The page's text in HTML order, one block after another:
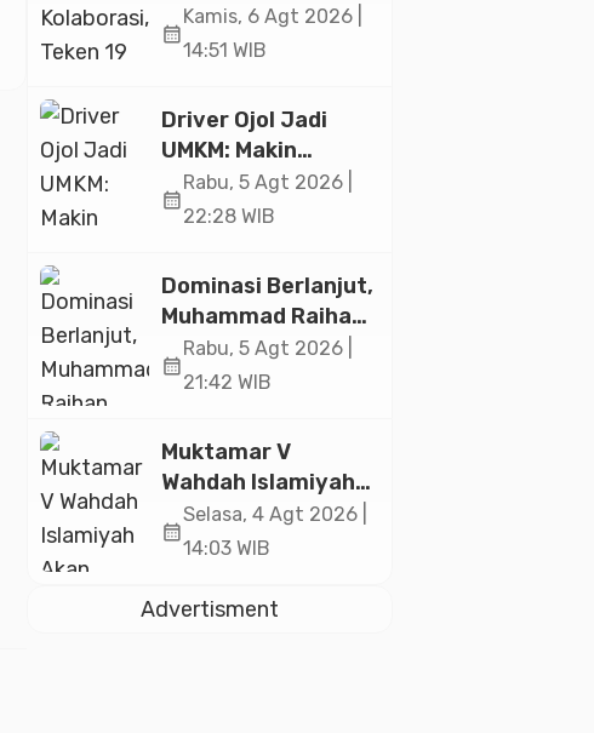
19 Kerja Sama
Ekonomi Senilai Rp
calendar_month
Kamis, 6 Agt 2026 |
14:51 WIB
Driver Ojol Jadi
UMKM: Makin
Sejahtera atau
Merana? Ini
Paramadina
calendar_month
Rabu, 5 Agt 2026 |
22:28 WIB
Dominasi Berlanjut,
Muhammad Raihan
Fadila Sabet Emas
Kyorugi di Asian
Indonesia Open
2026
calendar_month
Rabu, 5 Agt 2026 |
21:42 WIB
Muktamar V
Wahdah Islamiyah
Akan Kukuhkan
10.000 Guru Al-
Istiqlal
calendar_month
Selasa, 4 Agt 2026 |
14:03 WIB
Advertisment